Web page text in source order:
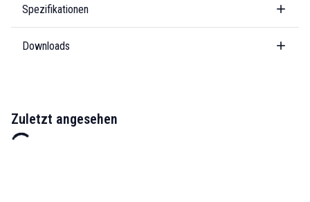
Spezifikationen
Downloads
Zuletzt angesehen